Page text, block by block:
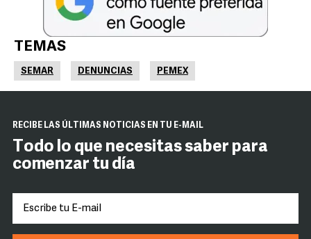
TEMAS
SEMAR DENUNCIAS PEMEX
RECIBE LAS ÚLTIMAS NOTICIAS EN TU E-MAIL
Todo lo que necesitas saber para
comenzar tu día